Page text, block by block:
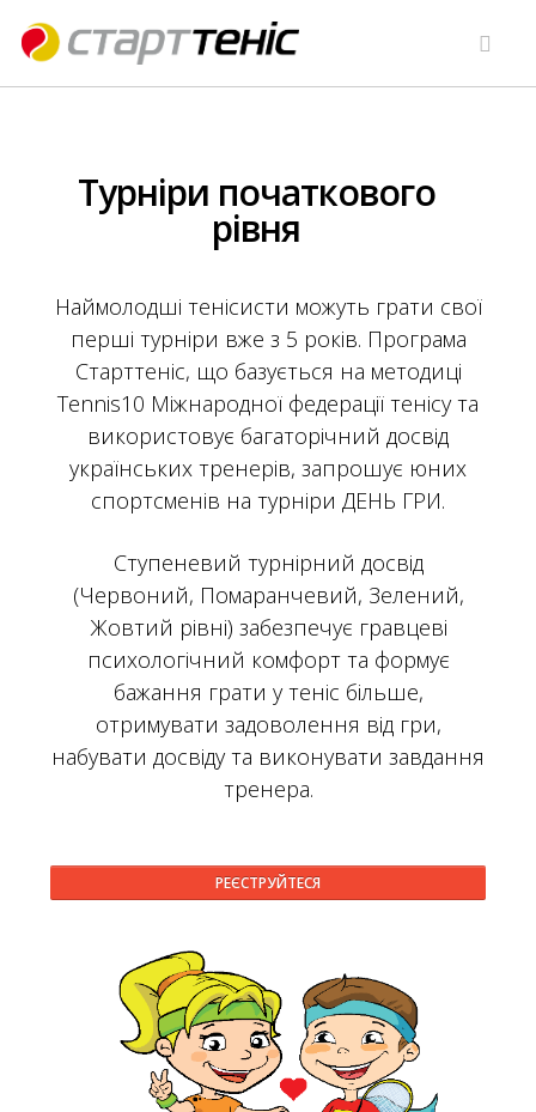
Турніри початкового
рівня
Наймолодші тенісисти можуть грати свої
перші турніри вже з 5 років. Програма
Старттеніс, що базується на методиці
Tennis10 Міжнародної федерації тенісу та
використовує багаторічний досвід
українських тренерів, запрошує юних
спортсменів на турніри ДЕНЬ ГРИ.
Ступеневий турнірний досвід
(Червоний, Помаранчевий, Зелений,
Жовтий рівні) забезпечує гравцеві
психологічний комфорт та формує
бажання грати у теніс більше,
отримувати задоволення від гри,
набувати досвіду та виконувати завдання
тренера.
РЕЄСТРУЙТЕСЯ